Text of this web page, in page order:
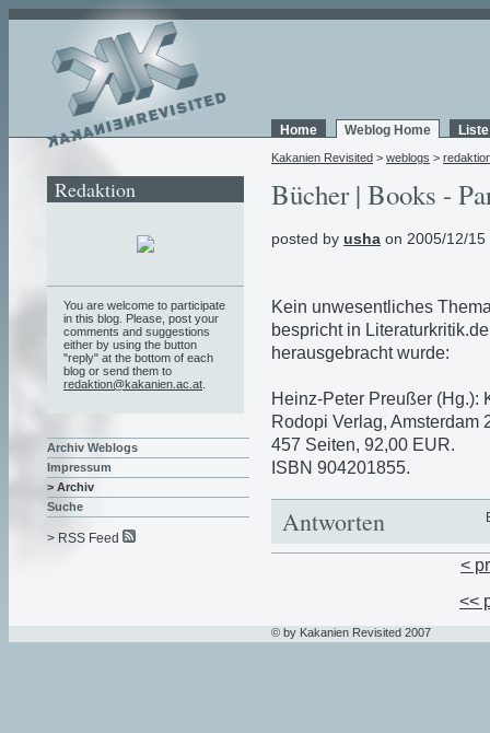
Home Weblog Home
Kakanien Revisited > weblogs >
Bücher | Books -
posted by usha on 2005/12/15
Kein unwesentliches
bespricht in
herausgebracht wurde:
Heinz-Peter Preußer (Hg.):
Rodopi Verlag, Amsterdam
457 Seiten, 92,00 EUR.
ISBN 904201855.
Antworten
<
<<
Redaktion
You are welcome to participate
in this blog. Please, post your
comments and suggestions
either by using the button
"reply" at the bottom of each
blog or send them to
redaktion@kakanien.ac.at
Archiv Weblogs
Impressum
> Archiv
Suche
> RSS Feed
© by Kakanien Revisited 2007